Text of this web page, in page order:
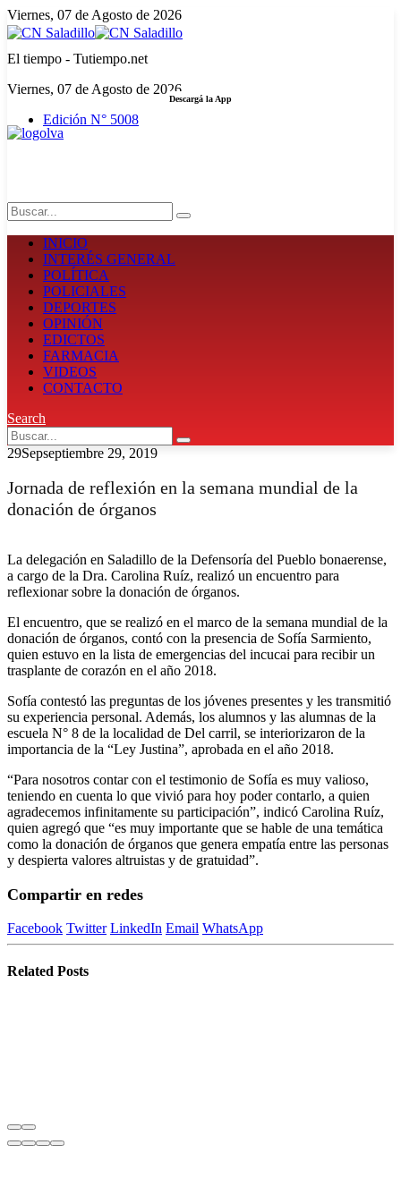
Viernes, 07 de Agosto de 2026
El tiempo - Tutiempo.net
Viernes, 07 de Agosto de 2026
Edición N° 5008
Descargá la App
INICIO
INTERÉS GENERAL
POLÍTICA
POLICIALES
DEPORTES
OPINIÓN
EDICTOS
FARMACIA
VIDEOS
CONTACTO
Search
29Sepseptiembre 29, 2019
Jornada de reflexión en la semana mundial de la
donación de órganos
La delegación en Saladillo de la Defensoría del Pueblo bonaerense,
a cargo de la Dra. Carolina Ruíz, realizó un encuentro para
reflexionar sobre la donación de órganos.
El encuentro, que se realizó en el marco de la semana mundial de la
donación de órganos, contó con la presencia de Sofía Sarmiento,
quien estuvo en la lista de emergencias del incucai para recibir un
trasplante de corazón en el año 2018.
Sofía contestó las preguntas de los jóvenes presentes y les transmitió
su experiencia personal. Además, los alumnos y las alumnas de la
escuela N° 8 de la localidad de Del carril, se interiorizaron de la
importancia de la “Ley Justina”, aprobada en el año 2018.
“Para nosotros contar con el testimonio de Sofía es muy valioso,
teniendo en cuenta lo que vivió para hoy poder contarlo, a quien
agradecemos infinitamente su participación”, indicó Carolina Ruíz,
quien agregó que “es muy importante que se hable de una temática
como la donación de órganos que genera empatía entre las personas
y despierta valores altruistas y de gratuidad”.
Compartir en redes
Facebook Twitter LinkedIn Email WhatsApp
Related Posts